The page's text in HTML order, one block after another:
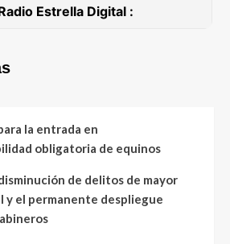
la entrada en
obligatoria de equinos
de delitos de mayor
y el permanente despliegue